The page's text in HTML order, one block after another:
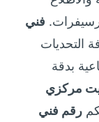
فني
التحديات
بدقة
مركزي
رقم فني